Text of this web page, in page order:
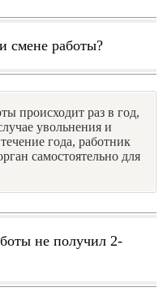
смене работы?
происходит раз в год,
увольнения и
года, работник
самостоятельно для
не получил 2-